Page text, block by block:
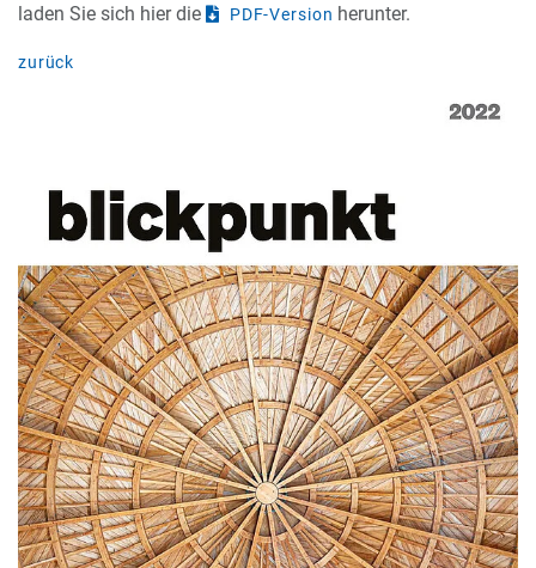
laden Sie sich hier die
PDF-Version herunter.
zurück